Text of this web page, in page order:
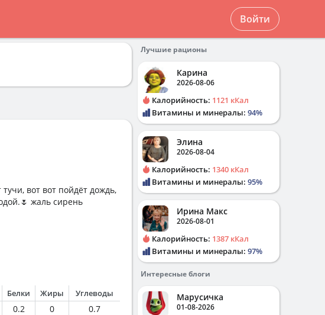
Войти
вот вот пойдёт дождь,
жаль сирень
Белки Жиры Углеводы
0.2 0
0.7
Лучшие рационы
Карина
2026-08-06
Калорийность: 1121 кКал
Витамины и минералы: 94%
Элина
2026-08-04
Калорийность: 1340 кКал
Витамины и минералы: 95%
Ирина Макс
2026-08-01
Калорийность: 1387 кКал
Витамины и минералы: 97%
Интересные блоги
Марусичка
01-08-2026